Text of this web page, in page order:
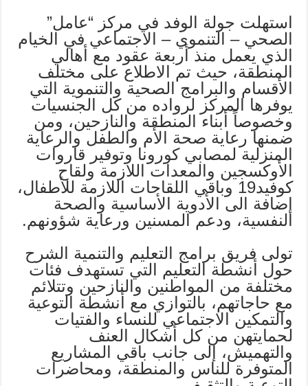
استهلت جولة الوفد في مركز “عامل”
الصحي – التنموي – الاجتماعي في الخيام
الذي يعمل منذ أربعة عقود مع أهالي
المنطقة، حيث تم الاطلاع على مختلف
الأقسام والبرامج الصحية والتنموية التي
يوفرها المركز لرواده من كل الجنسيات
وخصوصاً أبناء المنطقة والنازحين، ومن
ضمنها رعاية صحة الأم والطفل والرعاية
المنزلية لمصابي كورونا وتوفير قاروات
الأوكسجين والمعدات اللازمة ولقاح
كوفيد19 وباقي اللقاحات اللازمة للأطفال،
إضافة الى الأدوية الأساسية والصحة
النفسية، ودعم المسنين ورعاية شؤونهم.
تولى فريق برامج التعليم والتنمية الشرح
حول أنشطة التعليم التي تستهدف فئات
مختلفة من المواطنين والنازحين وتتلائم
مع حاجاتهم، بالتوازي مع أنشطة التوعية
والتمكين الاجتماعي للنساء والفتيات
لحمايتهن من كل أشكال العنف
والتهميش، إلى جانب باقي المشاريع
المتوفرة للناس والمنطقة، ومحاضرات